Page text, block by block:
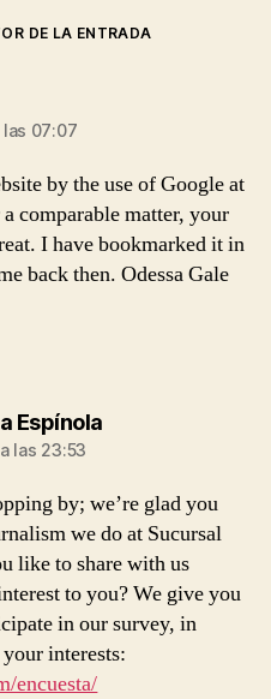
DE LA ENTRADA
07:07
by the use of Google at
comparable matter, your
I have bookmarked it in
back then. Odessa Gale
Espínoladice:
las 23:53
by; we’re glad you
we do at Sucursal
like to share with us
to you? We give you
in our survey, in
interests:
encuesta/